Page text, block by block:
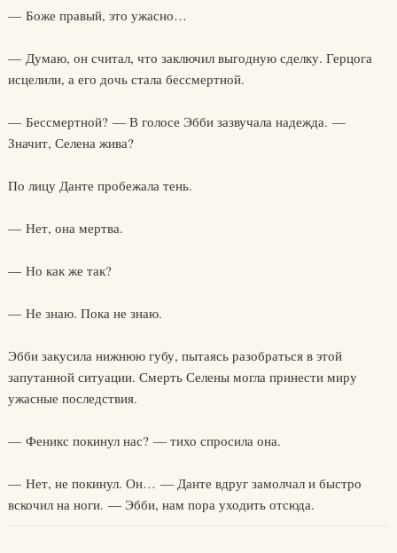
— Боже правый, это ужасно…
— Думаю, он считал, что заключил выгодную сделку. Герцога
исцелили, а его дочь стала бессмертной.
— Бессмертной? — В голосе Эбби зазвучала надежда. —
Значит, Селена жива?
По лицу Данте пробежала тень.
— Нет, она мертва.
— Но как же так?
— Не знаю. Пока не знаю.
Эбби закусила нижнюю губу, пытаясь разобраться в этой
запутанной ситуации. Смерть Селены могла принести миру
ужасные последствия.
— Феникс покинул нас? — тихо спросила она.
— Нет, не покинул. Он… — Данте вдруг замолчал и быстро
вскочил на ноги. — Эбби, нам пора уходить отсюда.